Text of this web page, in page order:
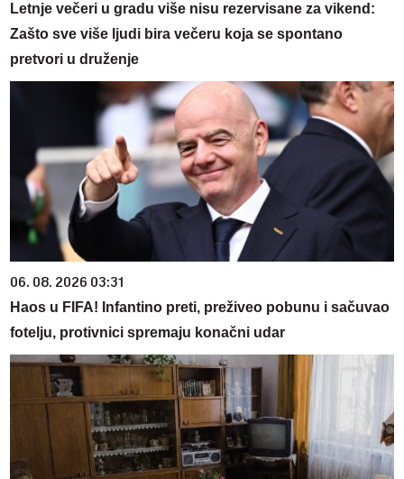
Letnje večeri u gradu više nisu rezervisane za vikend:
Zašto sve više ljudi bira večeru koja se spontano
pretvori u druženje
06. 08. 2026 03:31
Haos u FIFA! Infantino preti, preživeo pobunu i sačuvao
fotelju, protivnici spremaju konačni udar